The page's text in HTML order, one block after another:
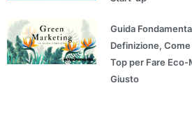
Guida
Definizione,
Top per Fare
Giusto